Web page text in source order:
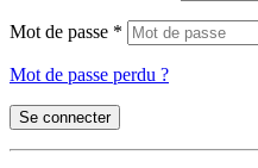
Mot de passe *
Mot de passe perdu ?
Se connecter